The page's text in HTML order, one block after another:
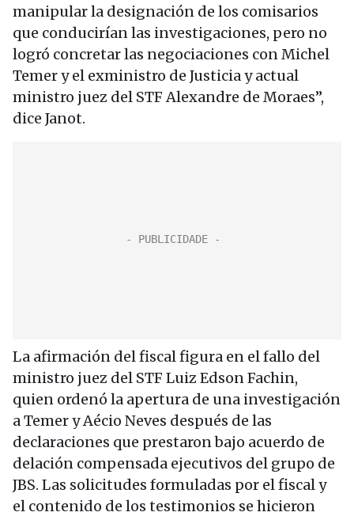
manipular la designación de los comisarios
que conducirían las investigaciones, pero no
logró concretar las negociaciones con Michel
Temer y el exministro de Justicia y actual
ministro juez del STF Alexandre de Moraes”,
dice Janot.
La afirmación del fiscal figura en el fallo del
ministro juez del STF Luiz Edson Fachin,
quien ordenó la apertura de una investigación
a Temer y Aécio Neves después de las
declaraciones que prestaron bajo acuerdo de
delación compensada ejecutivos del grupo de
JBS. Las solicitudes formuladas por el fiscal y
el contenido de los testimonios se hicieron